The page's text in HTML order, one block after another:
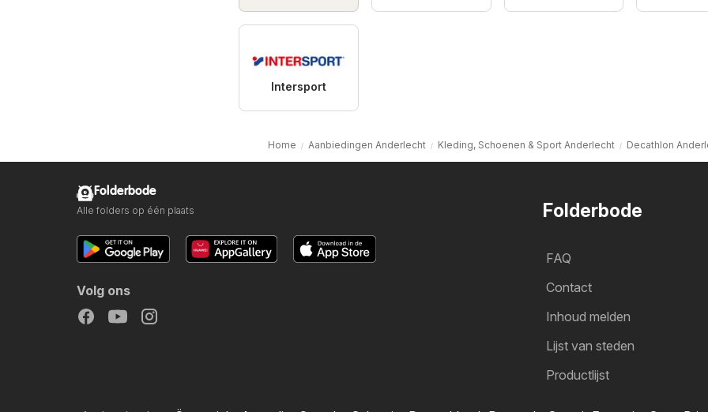
Intersport
Home Aanbiedingen Anderlecht Kleding, Schoenen & Sport Anderlecht Decathlon
Folderbode
FAQ
Contact
Inhoud melden
Lijst van steden
Productlijst
Folderbode
Alle folders op één plaats
Volg ons